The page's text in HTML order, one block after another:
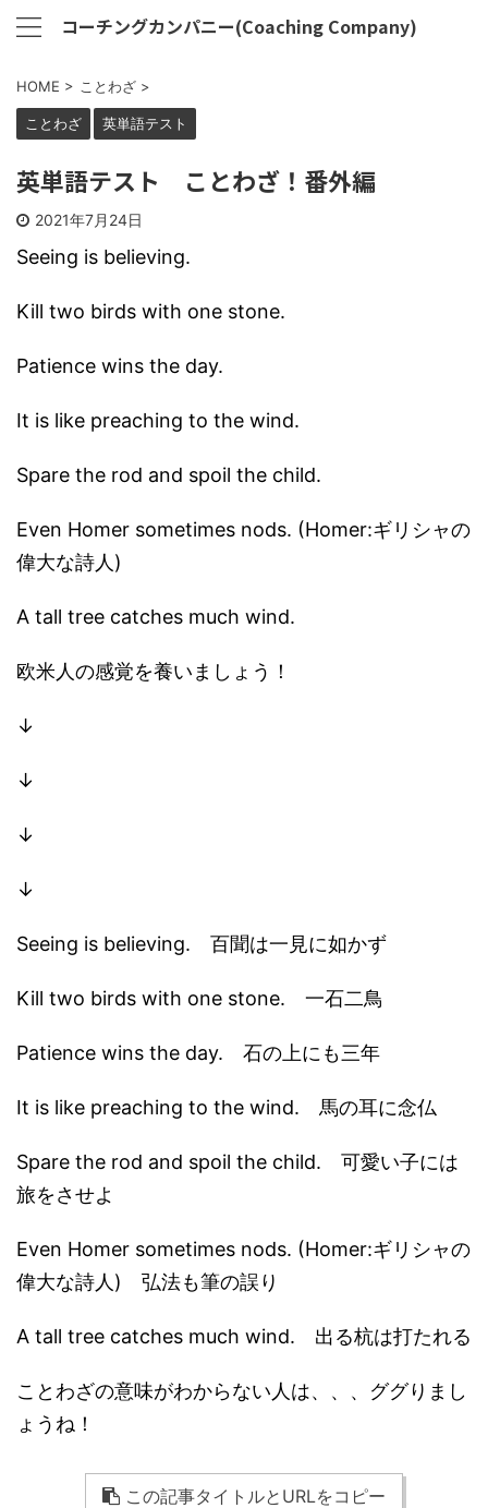
コーチングカンパニー(Coaching Company)
HOME > ことわざ >
ことわざ 英単語テスト
英単語テスト ことわざ！番外編
2021年7月24日
Seeing is believing.
Kill two birds with one stone.
Patience wins the day.
It is like preaching to the wind.
Spare the rod and spoil the child.
Even Homer sometimes nods. (Homer:ギリシャの
偉大な詩人)
A tall tree catches much wind.
欧米人の感覚を養いましょう！
↓
↓
↓
↓
Seeing is believing. 百聞は一見に如かず
Kill two birds with one stone. 一石二鳥
Patience wins the day. 石の上にも三年
It is like preaching to the wind. 馬の耳に念仏
Spare the rod and spoil the child. 可愛い子には
旅をさせよ
Even Homer sometimes nods. (Homer:ギリシャの
偉大な詩人) 弘法も筆の誤り
A tall tree catches much wind. 出る杭は打たれる
ことわざの意味がわからない人は、、、ググりまし
ょうね！
この記事タイトルとURLをコピー